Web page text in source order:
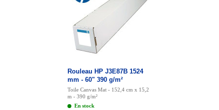
Rouleau HP J3E87B 1524
mm - 60" 390 g/m²
Toile Canvas Mat - 152,4 cm x 15,2
m - 390 g/m²
En stock